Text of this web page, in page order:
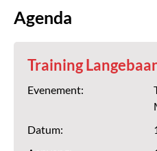
Agenda
Training
Evenement:
Datum: